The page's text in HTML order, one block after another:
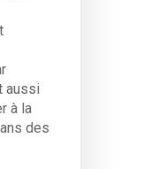
aussi
à la
des